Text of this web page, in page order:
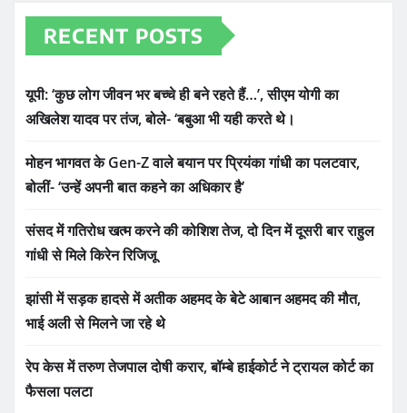
RECENT POSTS
यूपी: ‘कुछ लोग जीवन भर बच्चे ही बने रहते हैं…’, सीएम योगी का
अखिलेश यादव पर तंज, बोले- ‘बबुआ भी यही करते थे।
मोहन भागवत के Gen-Z वाले बयान पर प्रियंका गांधी का पलटवार,
बोलीं- ‘उन्हें अपनी बात कहने का अधिकार है’
संसद में गतिरोध खत्म करने की कोशिश तेज, दो दिन में दूसरी बार राहुल
गांधी से मिले किरेन रिजिजू
झांसी में सड़क हादसे में अतीक अहमद के बेटे आबान अहमद की मौत,
भाई अली से मिलने जा रहे थे
रेप केस में तरुण तेजपाल दोषी करार, बॉम्बे हाईकोर्ट ने ट्रायल कोर्ट का
फैसला पलटा